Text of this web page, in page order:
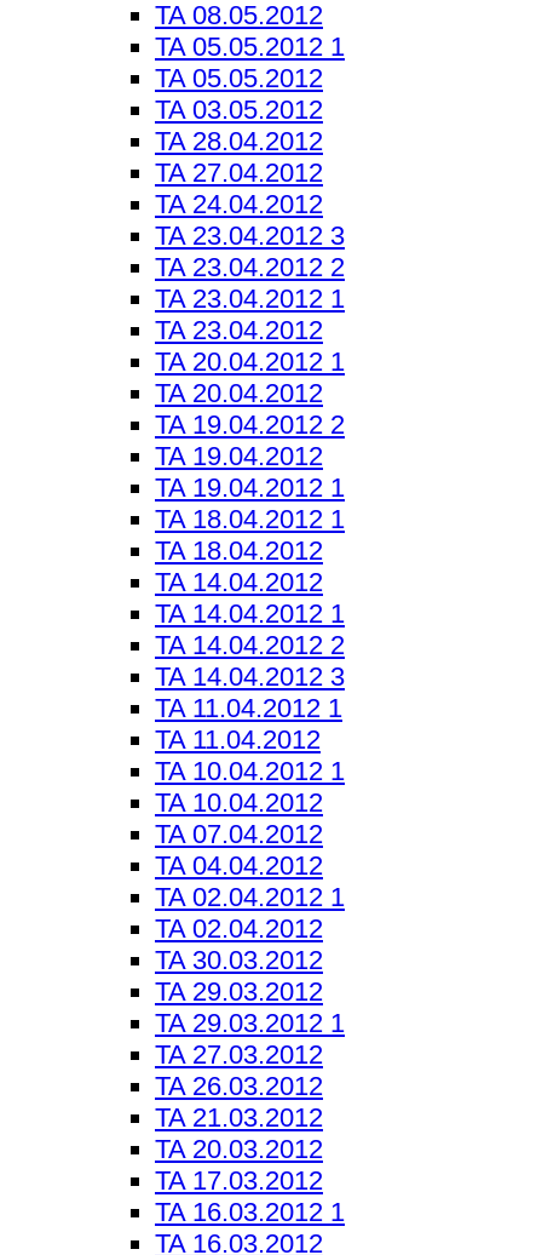
TA 08.05.2012
TA 05.05.2012 1
TA 05.05.2012
TA 03.05.2012
TA 28.04.2012
TA 27.04.2012
TA 24.04.2012
TA 23.04.2012 3
TA 23.04.2012 2
TA 23.04.2012 1
TA 23.04.2012
TA 20.04.2012 1
TA 20.04.2012
TA 19.04.2012 2
TA 19.04.2012
TA 19.04.2012 1
TA 18.04.2012 1
TA 18.04.2012
TA 14.04.2012
TA 14.04.2012 1
TA 14.04.2012 2
TA 14.04.2012 3
TA 11.04.2012 1
TA 11.04.2012
TA 10.04.2012 1
TA 10.04.2012
TA 07.04.2012
TA 04.04.2012
TA 02.04.2012 1
TA 02.04.2012
TA 30.03.2012
TA 29.03.2012
TA 29.03.2012 1
TA 27.03.2012
TA 26.03.2012
TA 21.03.2012
TA 20.03.2012
TA 17.03.2012
TA 16.03.2012 1
TA 16.03.2012